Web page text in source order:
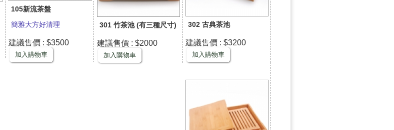
105新流茶盤
簡雅大方好清理
建議售價 : $3500
加入購物車
301 竹茶池 (有三種尺寸)
建議售價 : $2000
加入購物車
302 古典茶池
建議售價 : $3200
加入購物車